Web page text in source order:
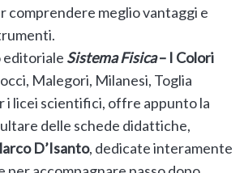
comprendere meglio vantaggi e
editoriale Sistema Fisica– I Colori
Malegori, Milanesi, Toglia
i licei scientifici, offre appunto la
delle schede didattiche,
D’Isanto, dedicate interamente